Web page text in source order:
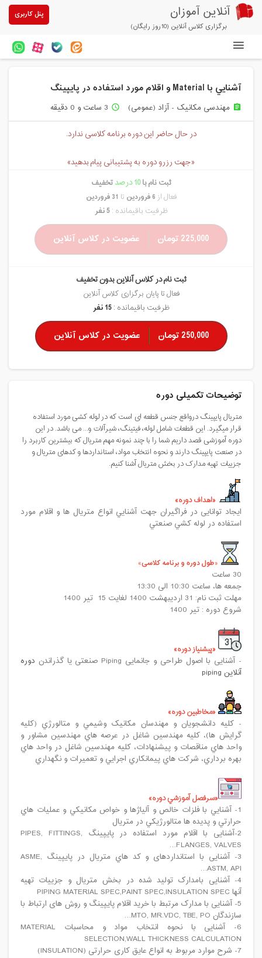
آنلاین آموزان
برگزاری کلاس آنلاین (10روز رایگان)
پنل کاربری
آزمون های آنلاین
خرید سرویس کلاس آنلاین
پیشنهادهای ویژه
تخفیفهای مشارکتی
درباره ما
آشنايي با Material و اقلام مورد استفاده در پايپينگ
assignment مهندسی مکانیک - آزاد (عمومی) access_time 3 ساعت و 0 دقیقه
در حال حاضر این دوره برنامه کلاسی ندارد.
«جهت رزرو دوره به پشتیبانی پیام بدهید»
ثبت نام با10 درصد تخفیف
فعال از6 فروردین تا 31 فروردین
ظرفیت باقیمانده :5 نفر
225,000 تومان عضویت در کلاس آنلاین
ثبت نام در کلاس آنلاین بدون تخفیف
فعال تا پایان برگزاری کلاس آنلاین
ظرفیت باقیمانده :15 نفر
250,000 تومان عضویت در کلاس آنلاین
توضیحات تکمیلی دوره
متریال پایپینگ درواقع جنس قطعه ای است که در لوله کشی مورد استفاده
قرار میگیرد. این قطعات شامل لوله، فیتینگ، شیرآلات و... می باشد. در این
دوره آموزشی قصد داریم شما را با چند نمونه مهم متریال که بیشترین کاربرد را
در صنعت پایپینگ دارند و نحوه انتخاب مواد، استانداردها و کدهای متریال و
جزییات تهیه مدارک در بخش متریال آشنا کنیم.
اهداف دوره
ایجاد توانایی در فراگیران جهت آشنايي انواع متريال ها و اقلام مورد
استفاده در لوله کشي صنعتي
طول دوره و برنامه کلاسی
30 ساعت
جمعه ها، ساعت 10:30 الی 13:30
مهلت ثبت نام: 31 اردیبهشت 1400 لغایت 15 تیر 1400
شروع دوره : تیر 1400
پیشنیاز دوره
- آشنایی با اصول طراحی و جانمایی Piping صنعتی یا گذراندن
دوره
آنلاین piping
مخاطبین دوره
- کلیه دانشجويان و مهندسان مکانيک وشيمي و متالورژي (کليه
گرايش ها)، کليه مهندسين شاغل در عرصه هاي مهندسين مشاور و
واحد هاي مناقصات و پيشنهادات، کليه مهندسین شاغل در واحد هاي
بهره برداري، شرکت هاي پيمانکاري اجرایي و تعميرات و نگهداري
سرفصل آموزشي دوره
1- آشنايي با فلزات خالص و آلياژها و خواص مکانيکي و عمليات هاي
حرارتي و پديده ها متالورژيکي در متريال
2-آشنایی با اقلام مورد استفاده در پایپینگ PIPES, FITTINGS,
FLANGES, VALVES…
3- آشنایی با استانداردهای و کد هاي متریال در پایپینگ ASME,
ASTM, API…
4- آشنایی بامدارک تولید شده در بخش متریال و جزییات تهیه
آنها PIPING MATERIAL SPEC,PAINT SPEC,INSULATION SPEC
5- آشنایی با مدارک مرتبط با خرید اقلام پایپینگ و روش های ارتباط با
سازندگان MTO, MR.VDC, TBE, PO…
6- آشنایی با نحوه انتخاب مواد و محاسبات MATERIAL
SELECTION,WALL THICKNESS CALCULATION
7- شرح موارد مربوط به انواع عایق کاری حرارتی (INSULATION)